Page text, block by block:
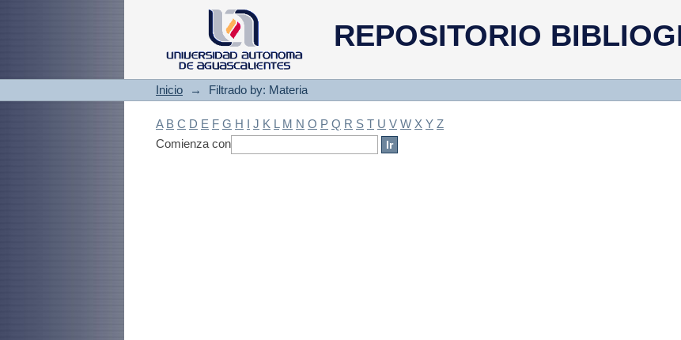
REPOSITORIO
Filtrado by: Materia
Inicio → Filtrado by: Materia
A B C D E F G H I J K L M N O P Q R S T U V W X Y Z
Comienza con